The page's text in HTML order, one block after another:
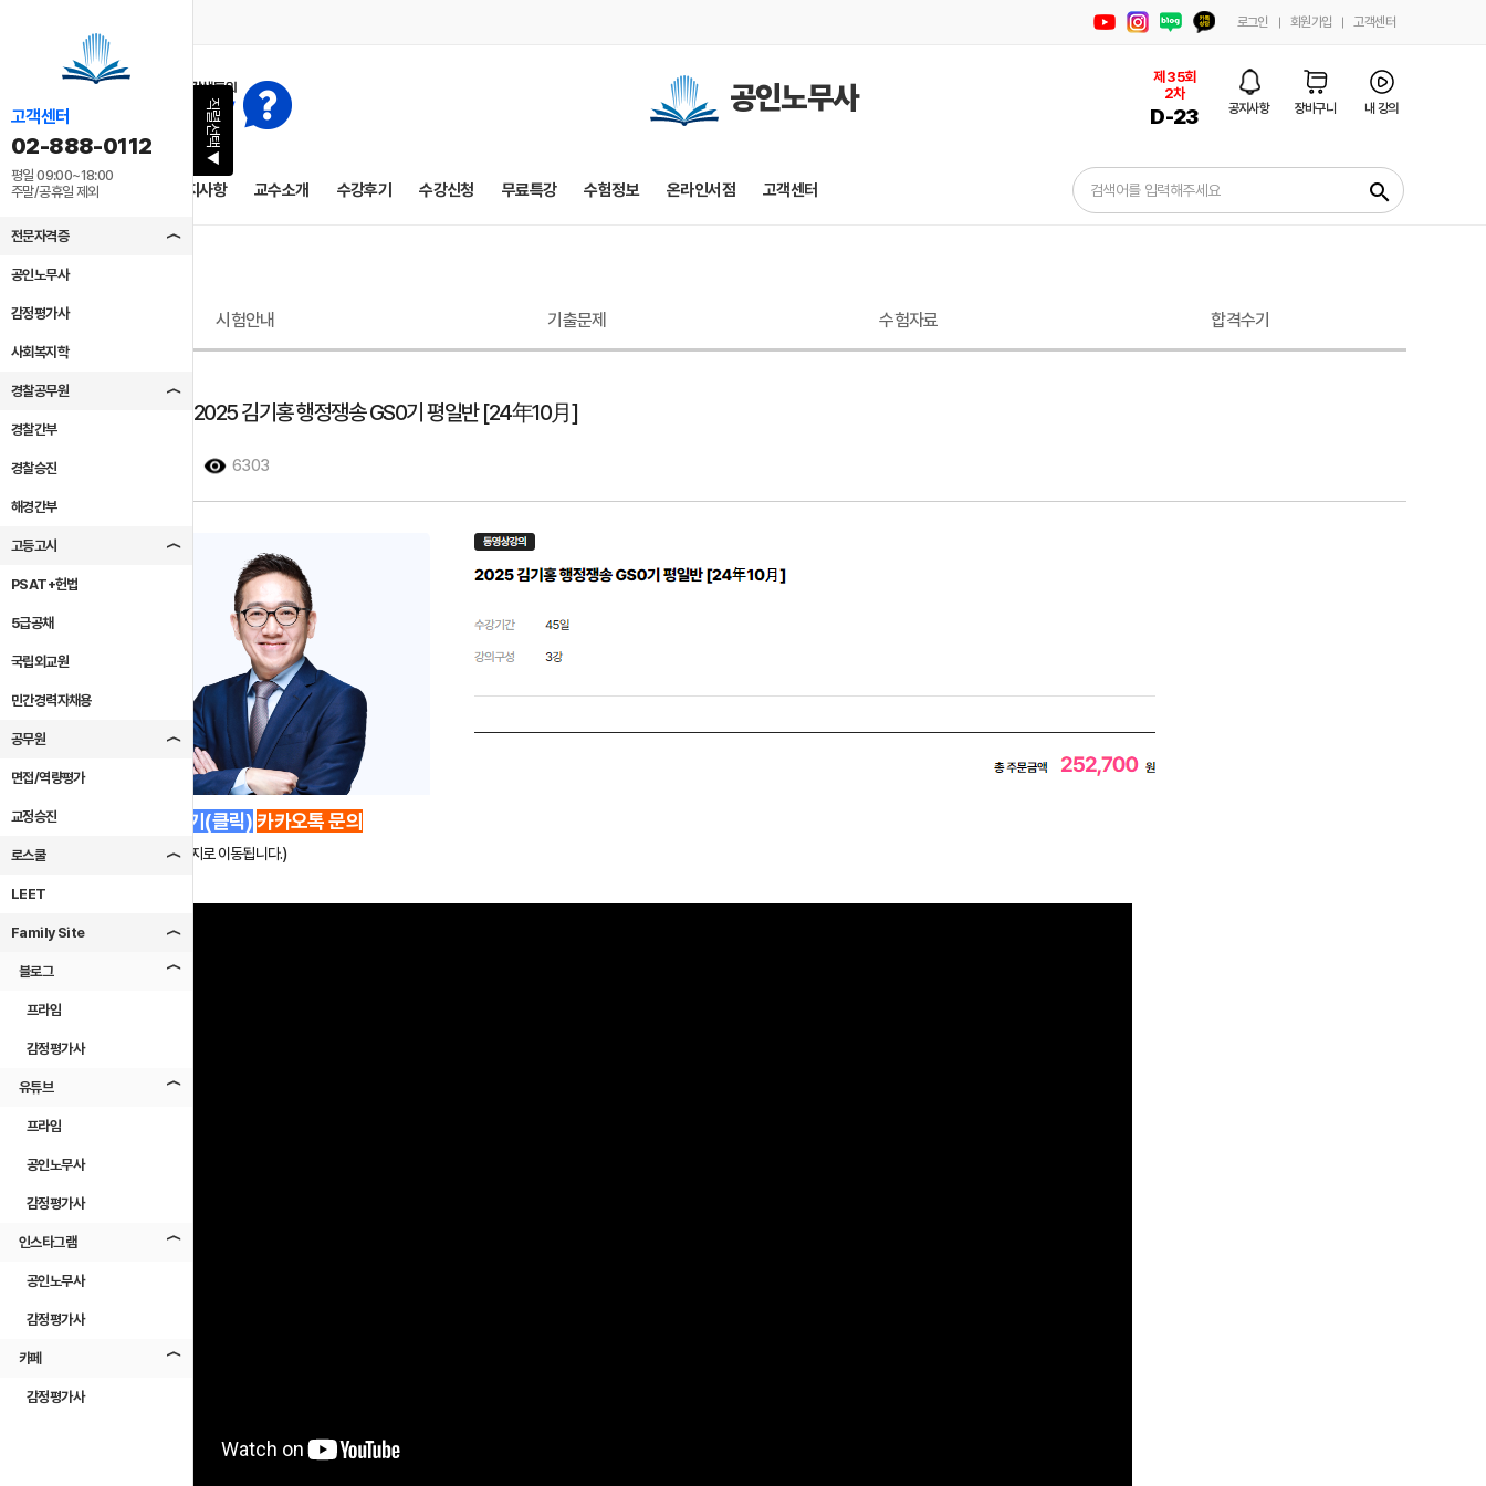
직렬선택
▶
고객센터
02-888-0112
평일 09:00~18:00
주말/공휴일 제외
전문자격증
공인노무사
감정평가사
사회복지학
경찰공무원
경찰간부
경찰승진
해경간부
고등고시
PSAT+헌법
5급공채
국립외교원
민간경력자채용
공무원
면접/역량평가
교정승진
로스쿨
LEET
Family Site
블로그
프라임
감정평가사
유튜브
프라임
공인노무사
감정평가사
인스타그램
공인노무사
감정평가사
카페
감정평가사
로그인 회원가입 고객센터
공인노무사
제 35회
2차
D-23 공지사항 장바구니 내 강의
1차 종합반 공지사항 교수소개 수강후기 수강신청 무료특강 수험정보 온라인서점 고객센터 search
시험안내 기출문제 수험자료 합격수기
[동영상개강]2025 김기홍 행정쟁송 GS0기 평일반 [24年10月]
6303
수강신청 하기(클릭) 카카오톡 문의
(동영상 신청페이지로 이동됩니다.)